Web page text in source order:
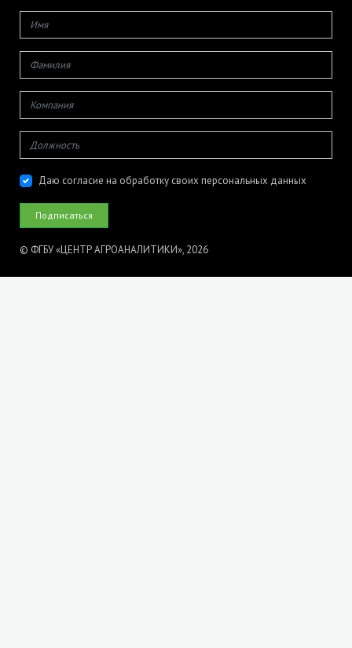
Даю согласие на обработку своих персональных данных
© ФГБУ «ЦЕНТР АГРОАНАЛИТИКИ», 2026